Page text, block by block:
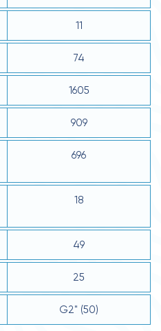
11
74
1605
909
696
18
49
25
G2" (50)